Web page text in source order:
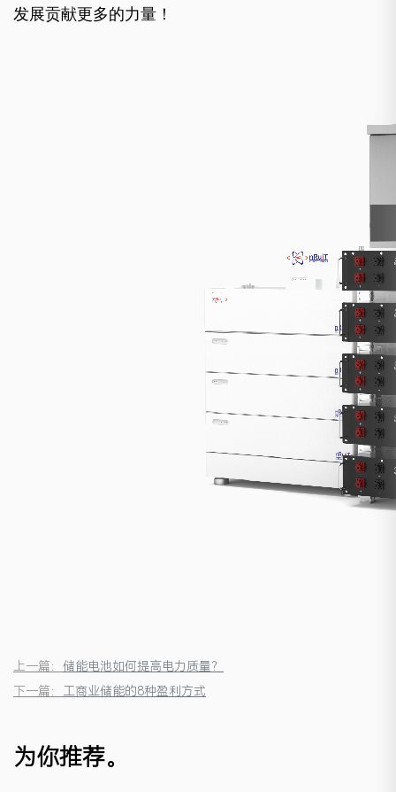
发展贡献更多的力量！
上一篇： 储能电池如何提高电力质量？
下一篇：
工商业储能的8种盈利方式
为你推荐。